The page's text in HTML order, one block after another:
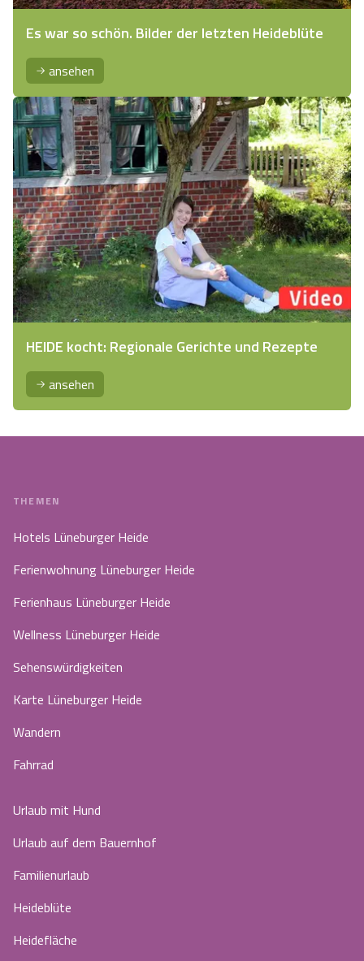
Es war so schön. Bilder der letzten Heideblüte
ansehen
HEIDE kocht: Regionale Gerichte und Rezepte
ansehen
THEMEN
Hotels Lüneburger Heide
Ferienwohnung Lüneburger Heide
Ferienhaus Lüneburger Heide
Wellness Lüneburger Heide
Sehenswürdigkeiten
Karte Lüneburger Heide
Wandern
Fahrrad
Urlaub mit Hund
Urlaub auf dem Bauernhof
Familienurlaub
Heideblüte
Heidefläche